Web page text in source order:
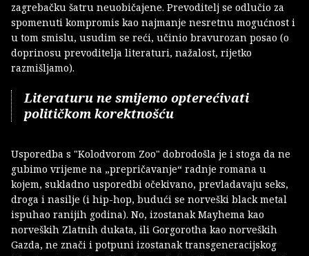
zagrebačku šatru neuobičajene. Prevoditelj se odlučio za
spomenuti kompromis kao najmanje nesretnu mogućnost i
u tom smislu, usudim se reći, učinio bravurozan posao (o
doprinosu prevoditelja literaturi, nažalost, rijetko
razmišljamo).
Literaturu ne smijemo opterećivati
političkom korektnošću
Usporedba s "Kolodvorom Zoo" dobrodošla je i stoga da ne
gubimo vrijeme na „prepričavanje“ radnje romana u
kojem, sukladno usporedbi očekivano, prevladavaju seks,
droga i nasilje (i hip-hop, budući se norveški black metal
ispuhao ranijih godina). No, izostanak Mayhema kao
norveških Zlatnih dukata, ili Gorgorotha kao norveških
Gazda, ne znači i potpuni izostanak transgeneracijskog